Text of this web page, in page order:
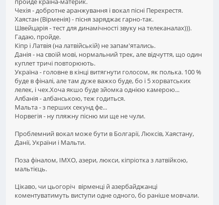
Чехія - добротне аранжування і вокал пісні Перехрестя.
Хаястан (Вірменія) - пісня заряджає гарно-так.
Швейцарія - тест для динамічності звуку на телеканалах))).
Гадаю, пройде.
Кіпр і Латвія (на латвійській) не запам'ятались.
Данія - на своїй мові, нормальний трек, але відчуття, що один
куплет тричі повторюють.
Україна - головне в кінці витягнути голосом, як полька. 100 %
буде в фіналі, але там дуже важко буде, бо і 5 хорватських
лелек, і чех.Хоча якшо буде зйомка однією камерою...
Албанія - албанською, теж годиться.
Мальта - з перших секунд фе...
Норвегія - ну пляжну пісню ми ще не чули.
Проблемний вокал може бути в Болгарії, Люксів, Хаястану,
Данії, України і Мальти.
Поза фіналом, ІМХО, азери, люкси, кіпріотка з латвійкою,
мальтієць.
Цікаво, чи цьогоріч вірменці й азербайджанці
коментуватимуть виступи одне одного, бо раніше мовчали.